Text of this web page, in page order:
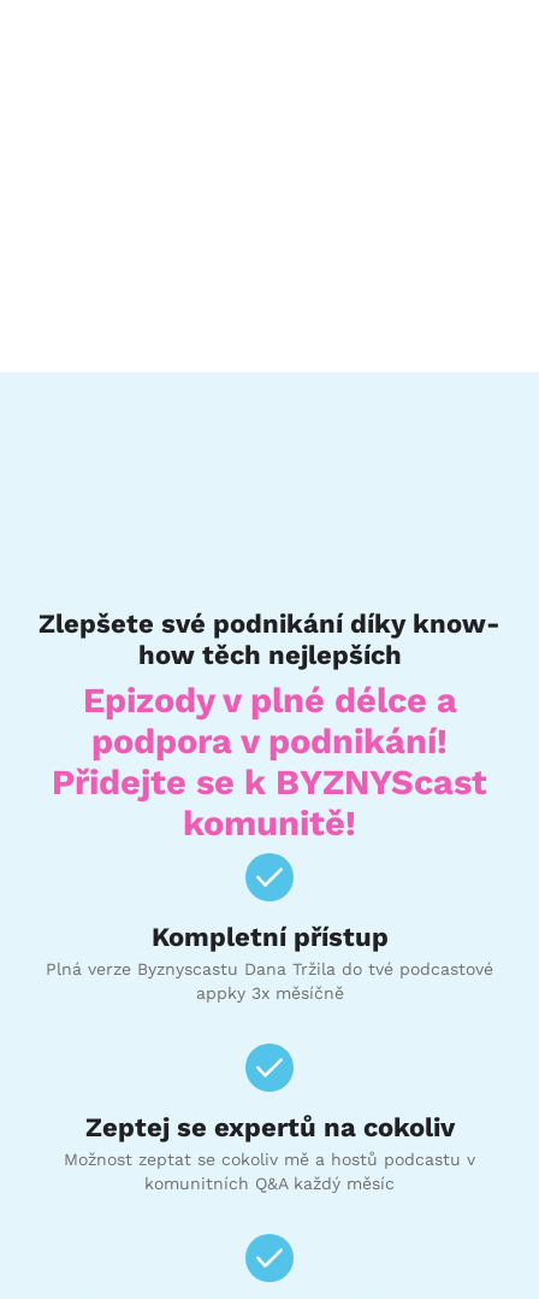
Zlepšete své podnikání díky know-
how těch nejlepších
Epizody v plné délce a
podpora v podnikání!
Přidejte se k BYZNYScast
komunitě!
Kompletní přístup
Plná verze Byznyscastu Dana Tržila do tvé podcastové
appky 3x měsíčně
Zeptej se expertů na cokoliv
Možnost zeptat se cokoliv mě a hostů podcastu v
komunitních Q&A každý měsíc